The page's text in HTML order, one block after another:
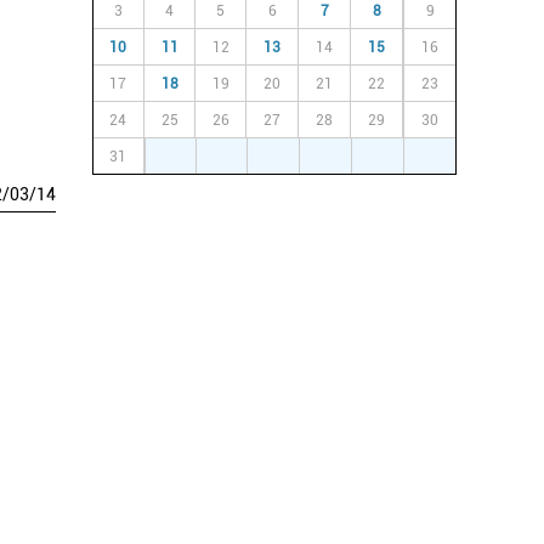
/03/14
3 4 5 6 7 8 9
10 11 12 13 14 15 16
17 18 19 20 21 22 23
24 25 26 27 28 29 30
31